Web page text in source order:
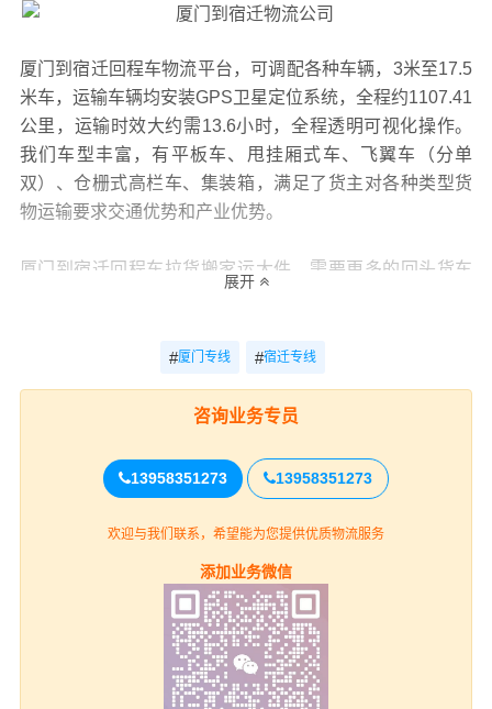
厦门到宿迁回程车物流平台，可调配各种车辆，3米至17.5
米车，运输车辆均安装GPS卫星定位系统，全程约1107.41
公里，运输时效大约需13.6小时，全程透明可视化操作。
我们车型丰富，有平板车、甩挂厢式车、飞翼车（分单
双）、仓栅式高栏车、集装箱，满足了货主对各种类型货
物运输要求交通优势和产业优势。
厦门到宿迁回程车拉货搬家运大件，需要更多的回头货车
联系人：高老板联系电话：139****5619
车型：平板车，长：13米：货物名称：机器设备
车型：高栏车，长：6.8米：货物名称：日用品
联系人：陈老板联系电话：186****4595
车型：厢式车长：4.2米：货物名称：服装
展开
#厦门专线 #宿迁专线
咨询业务专员
13958351273 13958351273
欢迎与我们联系，希望能为您提供优质物流服务
添加业务微信